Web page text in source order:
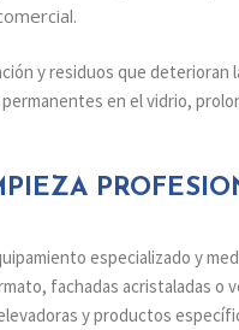
y residuos que deterioran
en el vidrio,
especializado y
fachadas acristaladas o
y productos